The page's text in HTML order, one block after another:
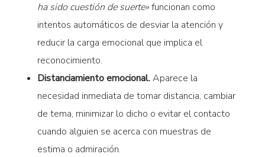
ha sido cuestión de suerte»funcionan como
intentos automáticos de desviar la atención y
reducir la carga emocional que implica el
reconocimiento.
Distanciamiento emocional.Aparece la
necesidad inmediata de tomar distancia, cambiar
de tema, minimizar lo dicho o evitar el contacto
cuando alguien se acerca con muestras de
estima o admiración.